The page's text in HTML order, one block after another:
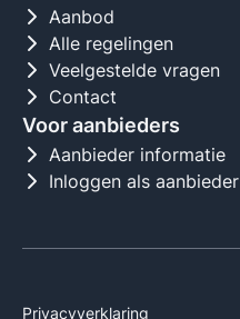
Aanbod
Alle regelingen
Veelgestelde vragen
Contact
Voor aanbieders
Aanbieder informatie
Inloggen als aanbieder
Privacyverklaring